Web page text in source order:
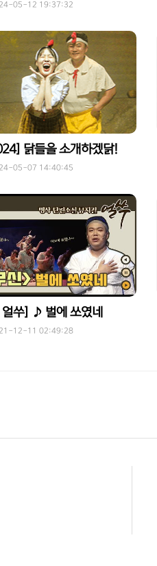
05-12 19:37:32
닭들을 소개하겠닭!
05-07 14:40:45
얼쑤] ♪ 벌에 쏘였네
12-11 02:49:28